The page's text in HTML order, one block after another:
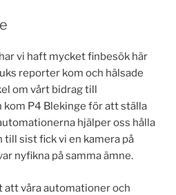
vi haft mycket finbesök här
reporter kom och hälsade
om vårt bidrag till
kom P4 Blekinge för att ställa
hjälper oss hålla
sist fick vi en kamera på
nyfikna på samma ämne.
att våra automationer och